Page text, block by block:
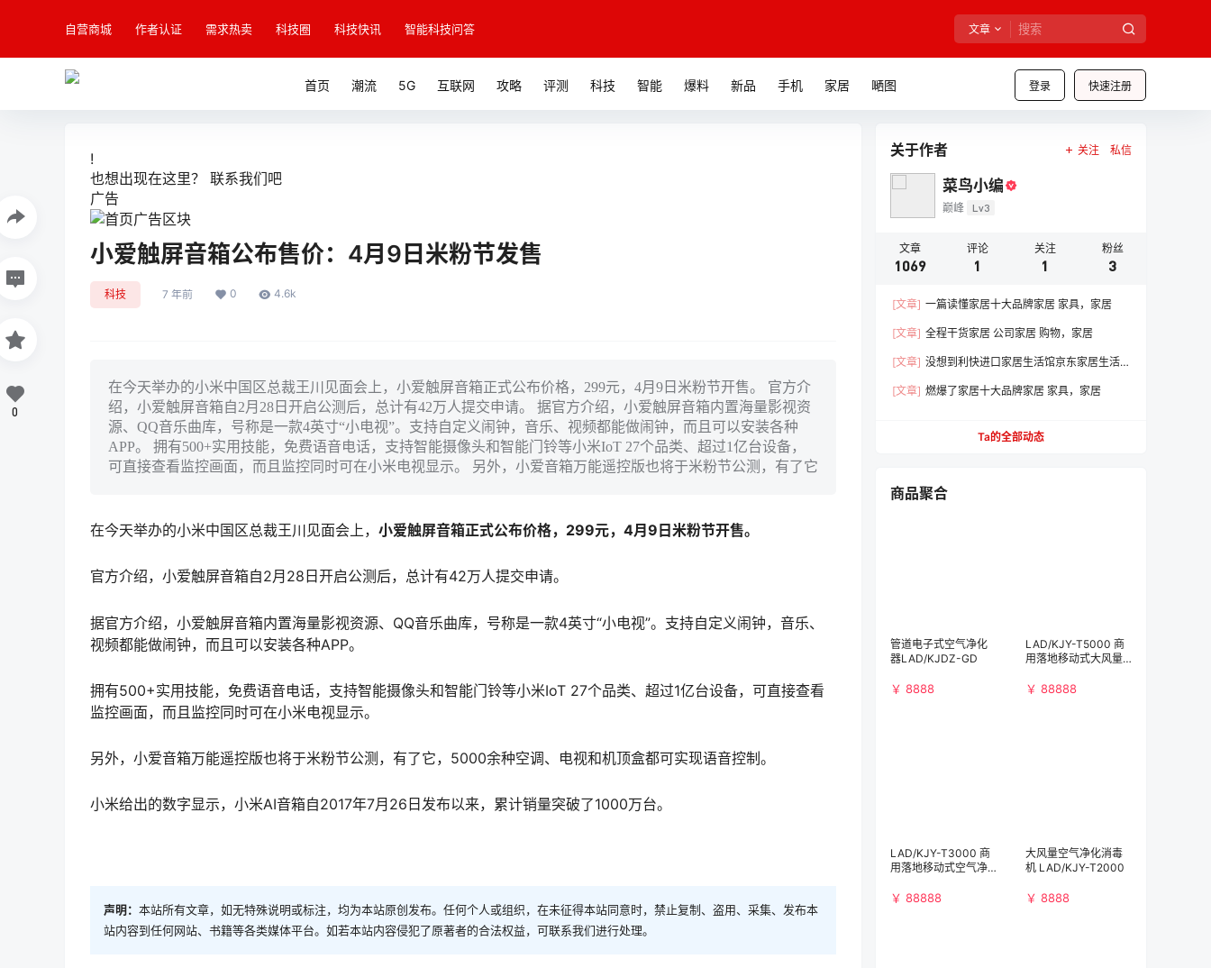
自营商城 作者认证 需求热卖 科技圈 科技快讯 智能科技问答 文章
登录 快速注册
首页 潮流 5G 互联网 攻略 评测 科技 智能 爆料 新品 手机 家居 嗮图
!
也想出现在这里？ 联系我们吧
广告
小爱触屏音箱公布售价：4月9日米粉节发售
科技 7 年前 0 4.6k
在今天举办的小米中国区总裁王川见面会上，小爱触屏音箱正式公布价格，299元，4月9日米粉节开售。 官方介
绍，小爱触屏音箱自2月28日开启公测后，总计有42万人提交申请。 据官方介绍，小爱触屏音箱内置海量影视资
源、QQ音乐曲库，号称是一款4英寸“小电视”。支持自定义闹钟，音乐、视频都能做闹钟，而且可以安装各种
APP。 拥有500+实用技能，免费语音电话，支持智能摄像头和智能门铃等小米IoT 27个品类、超过1亿台设备，
可直接查看监控画面，而且监控同时可在小米电视显示。 另外，小爱音箱万能遥控版也将于米粉节公测，有了它
在今天举办的小米中国区总裁王川见面会上， 小爱触屏音箱正式公布价格，299元，4月9日米粉节开售。
官方介绍，小爱触屏音箱自2月28日开启公测后，总计有42万人提交申请。
据官方介绍，小爱触屏音箱内置海量影视资源、QQ音乐曲库，号称是一款4英寸“小电视”。支持自定义闹钟，音乐、
视频都能做闹钟，而且可以安装各种APP。
拥有500+实用技能，免费语音电话，支持智能摄像头和智能门铃等小米IoT 27个品类、超过1亿台设备，可直接查看
监控画面，而且监控同时可在小米电视显示。
另外，小爱音箱万能遥控版也将于米粉节公测，有了它，5000余种空调、电视和机顶盒都可实现语音控制。
小米给出的数字显示，小米AI音箱自2017年7月26日发布以来，累计销量突破了1000万台。
声明： 本站所有文章，如无特殊说明或标注，均为本站原创发布。任何个人或组织，在未征得本站同意时，禁止复制、盗用、采集、发布本
站内容到任何网站、书籍等各类媒体平台。如若本站内容侵犯了原著者的合法权益，可联系我们进行处理。
0
关于作者 关注 私信
菜鸟小编
巅峰 Lv3
文章
1069
评论
1
关注
1
粉丝
3
[文章] 一篇读懂家居十大品牌家居 家具，家居
[文章] 全程干货家居 公司家居 购物，家居
[文章] 没想到利快进口家居生活馆京东家居生活
[文章] 燃爆了家居十大品牌家居 家具，家居
Ta的全部动态
商品聚合
管道电子式空气净化
器LAD/KJDZ-GD
￥ 8888
LAD/KJY-T5000 商
用落地移动式大风量
￥ 88888
LAD/KJY-T3000 商
用落地移动式空气净
h)）
￥ 88888
大风量空气净化消毒
机 LAD/KJY-T2000
￥ 8888